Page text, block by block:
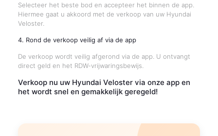
Selecteer het beste bod en accepteer het binnen de app.
Hiermee gaat u akkoord met de verkoop van uw Hyundai
Veloster.
4. Rond de verkoop veilig af via de app
De verkoop wordt veilig afgerond via de app. U ontvangt
direct geld en het RDW-vrijwaringsbewijs.
Verkoop nu uw Hyundai Veloster via onze app en
het wordt snel en gemakkelijk geregeld!